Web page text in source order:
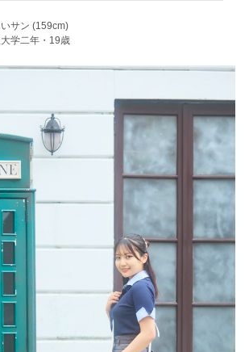
サン (159cm)
学二年・19歳